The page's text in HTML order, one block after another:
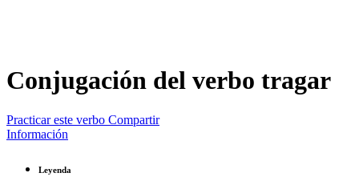
Conjugación del verbo tragar
Practicar este verbo Compartir
Información
Leyenda